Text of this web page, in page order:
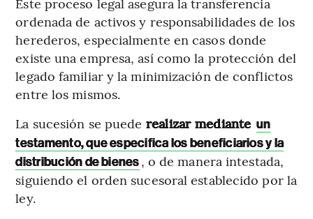
ordenada de activos y responsabilidades de los
herederos, especialmente en casos donde
existe una empresa, así como la protección del
legado familiar y la minimización de conflictos
entre los mismos.
La sucesión se puede realizar mediante un
testamento, que especifica los beneficiarios y la
distribución de bienes, o de manera intestada,
siguiendo el orden sucesoral establecido por la
ley.